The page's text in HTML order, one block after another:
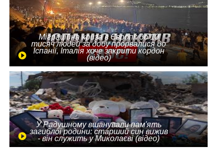
Міграційна криза в Європі: до 10
тисяч людей за добу прорвалися до
Іспанії, Італія хоче закрити кордон
(відео)
У Радушному вшанували пам'ять
загиблої родини: старший син вижив
- він служить у Миколаєві (відео)